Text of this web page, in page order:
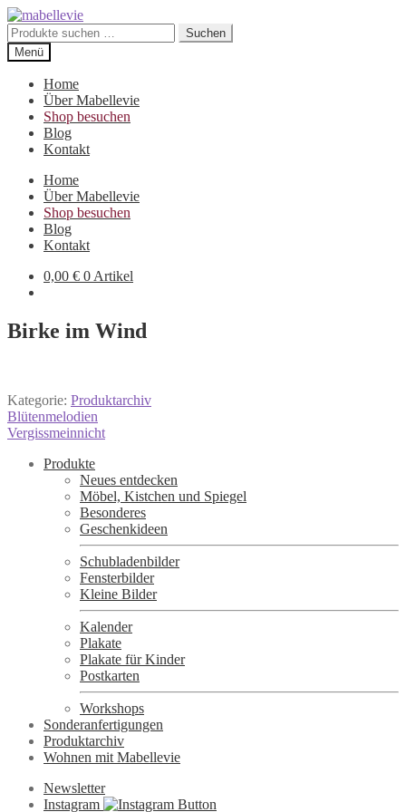
Zur
Navigation
springen
Zum
Inhalt
springen
Suchen
nach:
Suchen
Menü
Home
Über Mabellevie
Shop besuchen
Blog
Kontakt
Home
Über Mabellevie
Shop besuchen
Blog
Kontakt
0,00 € 0 Artikel
Birke im Wind
Kategorie: Produktarchiv
Beitragsnavigation
Vorheriger
Beitrag:
Blütenmelodien
Nächster
Vergissmeinnicht
Produkte
Neues entdecken
Möbel, Kistchen und Spiegel
Besonderes
Geschenkideen
Schubladenbilder
Fensterbilder
Kleine Bilder
Kalender
Plakate
Plakate für Kinder
Postkarten
Workshops
Sonderanfertigungen
Produktarchiv
Wohnen mit Mabellevie
Newsletter
Instagram